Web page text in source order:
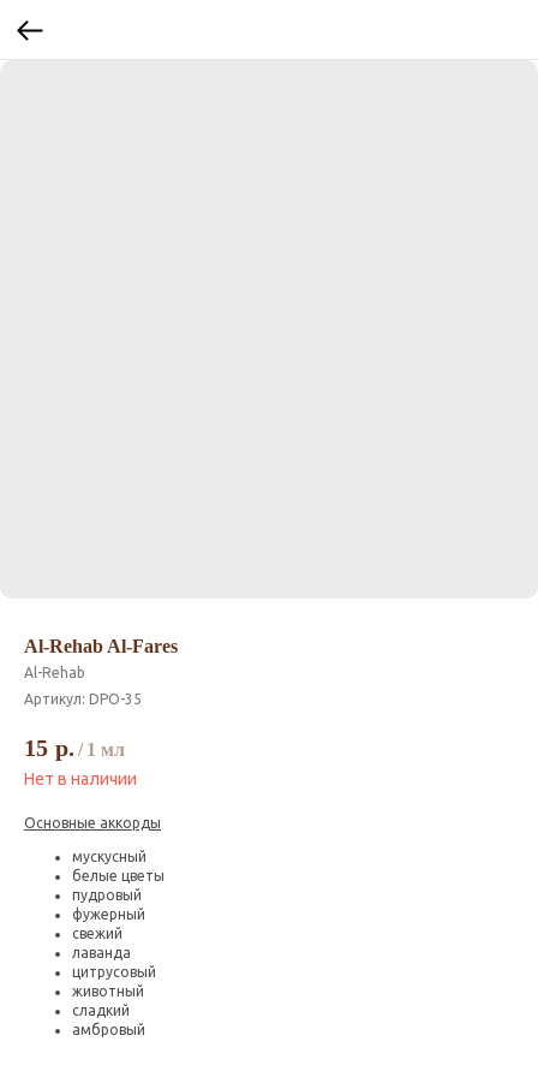
Al-Rehab Al-Fares
Al-Rehab
Артикул: DPO-35
15 р. / 1 мл
Нет в наличии
Основные аккорды
мускусный
белые цветы
пудровый
фужерный
свежий
лаванда
цитрусовый
животный
сладкий
амбровый